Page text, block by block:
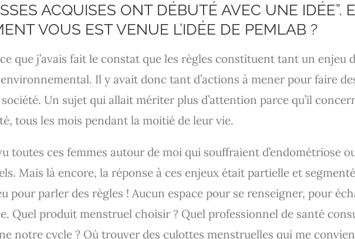
ACQUISES ONT DÉBUTÉ AVEC UNE IDÉE”.
VOUS EST VENUE L’IDÉE DE PEMLAB ?
que j’avais fait le constat que les règles constituent tant un enjeu
Il y avait donc tant d’actions à mener pour faire
Un sujet qui allait mériter plus d’attention parce qu’il
tous les mois pendant la moitié de leur vie.
toutes ces femmes autour de moi qui souffraient d’endométriose
Mais là encore, la réponse à ces enjeux était partielle et
pour parler des règles ! Aucun espace pour se renseigner, pour
Quel produit menstruel choisir ? Quel professionnel de santé
notre cycle ? Où trouver des culottes menstruelles qui me